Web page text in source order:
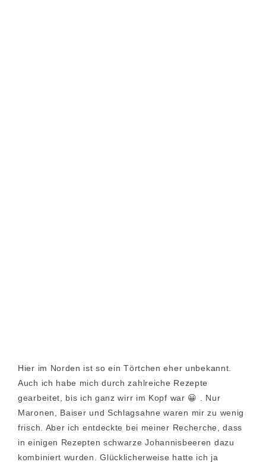
Hier im Norden ist so ein Törtchen eher unbekannt.
Auch ich habe mich durch zahlreiche Rezepte
gearbeitet, bis ich ganz wirr im Kopf war 😀 . Nur
Maronen, Baiser und Schlagsahne waren mir zu wenig
frisch. Aber ich entdeckte bei meiner Recherche, dass
in einigen Rezepten schwarze Johannisbeeren dazu
kombiniert wurden. Glücklicherweise hatte ich ja